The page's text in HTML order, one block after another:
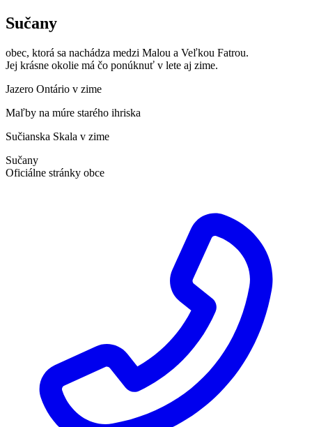
Sučany
obec, ktorá sa nachádza medzi Malou a Veľkou Fatrou.
Jej krásne okolie má čo ponúknuť v lete aj zime.
Jazero Ontário v zime
Maľby na múre starého ihriska
Sučianska Skala v zime
Sučany
Oficiálne stránky obce